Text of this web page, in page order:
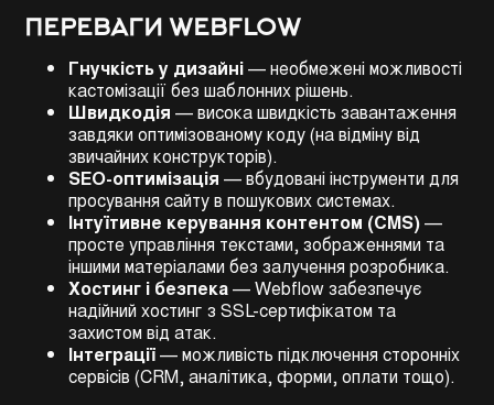
ПЕРЕВАГИ WEBFLOW
Гнучкість у дизайні— необмежені можливості
кастомізації без шаблонних рішень.
Швидкодія — висока швидкість завантаження
завдяки оптимізованому коду (на відміну від
звичайних конструкторів).
SEO-оптимізація — вбудовані інструменти для
просування сайту в пошукових системах.
Інтуїтивне керування контентом (CMS)—
просте управління текстами, зображеннями та
іншими матеріалами без залучення розробника.
Хостинг і безпека— Webflow забезпечує
надійний хостинг з SSL-сертифікатом та
захистом від атак.
Інтеграції— можливість підключення сторонніх
сервісів (CRM, аналітика, форми, оплати тощо).